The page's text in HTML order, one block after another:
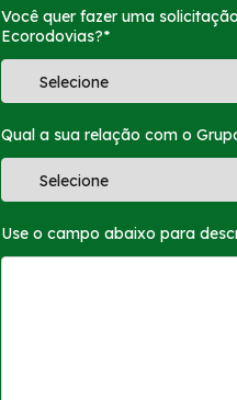
Você quer fazer uma
Ecorodovias?*
Qual a sua relação com o
Use o campo abaixo para